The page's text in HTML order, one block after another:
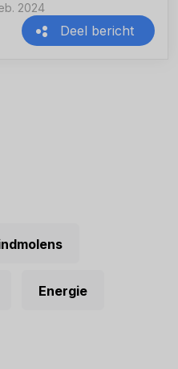
2024
Deel bericht
Energie